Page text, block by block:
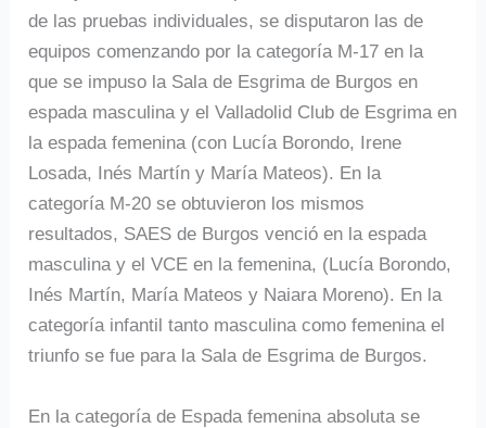
de las pruebas individuales, se disputaron las de
equipos comenzando por la categoría M-17 en la
que se impuso la Sala de Esgrima de Burgos en
espada masculina y el Valladolid Club de Esgrima en
la espada femenina (con Lucía Borondo, Irene
Losada, Inés Martín y María Mateos). En la
categoría M-20 se obtuvieron los mismos
resultados, SAES de Burgos venció en la espada
masculina y el VCE en la femenina, (Lucía Borondo,
Inés Martín, María Mateos y Naiara Moreno). En la
categoría infantil tanto masculina como femenina el
triunfo se fue para la Sala de Esgrima de Burgos.
En la categoría de Espada femenina absoluta se